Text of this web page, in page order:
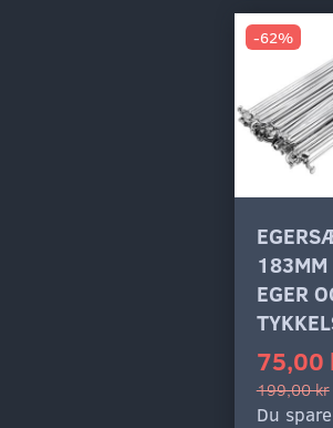
-62%
183MM
EGER
75,00
199,00 kr
Du